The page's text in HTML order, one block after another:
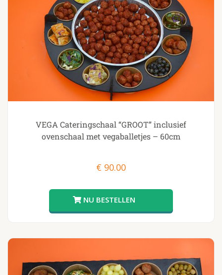
VEGA Cateringschaal “GROOT” inclusief
ovenschaal met vegaballetjes – 60cm
€ 90.00